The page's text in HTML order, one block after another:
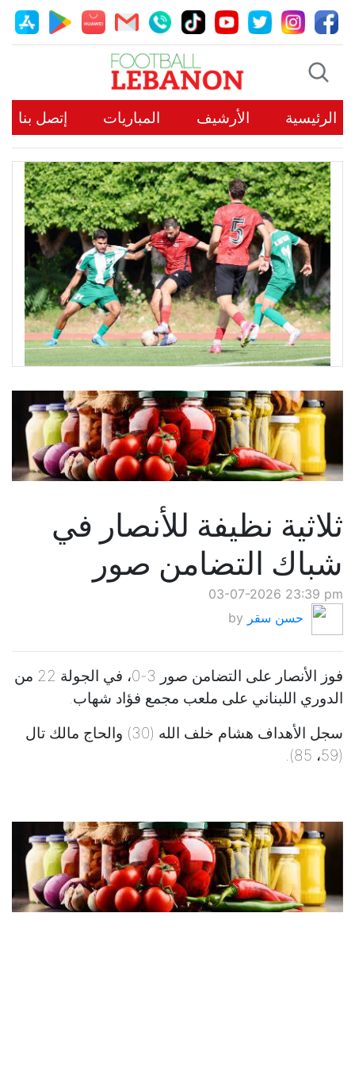
الرئيسية الأرشيف المباريات إتصل بنا
ثلاثية نظيفة للأنصار في
شباك التضامن صور
03-07-2026 23:39 pm
by حسن سقر
فوز الأنصار على التضامن صور 3-0، في الجولة 22 من
الدوري اللبناني على ملعب مجمع فؤاد شهاب.
سجل الأهداف هشام خلف الله (30) والحاج مالك تال
(59، 85).